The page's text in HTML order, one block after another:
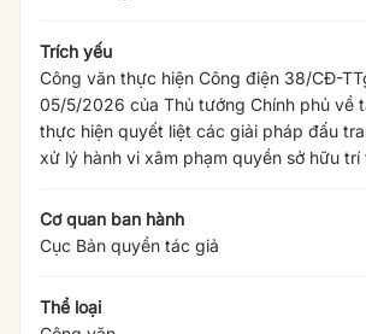
Trích yếu
Công văn thực hiện Công điện 38/CĐ-
05/5/2026 của Thủ tướng Chính phủ về
thực hiện quyết liệt các giải pháp đấu
xử lý hành vi xâm phạm quyền sở hữu trí
Cơ quan ban hành
Cục Bản quyền tác giả
Thể loại